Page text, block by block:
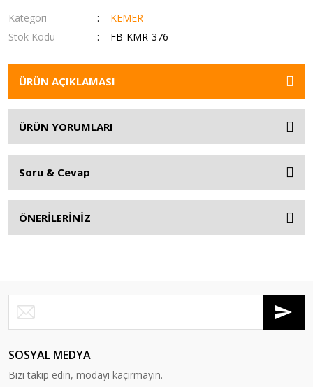
Kategori
KEMER
Stok Kodu
FB-KMR-376
ÜRÜN AÇIKLAMASI
ÜRÜN YORUMLARI
Soru & Cevap
ÖNERİLERİNİZ
SOSYAL MEDYA
Bizi takip edin, modayı kaçırmayın.